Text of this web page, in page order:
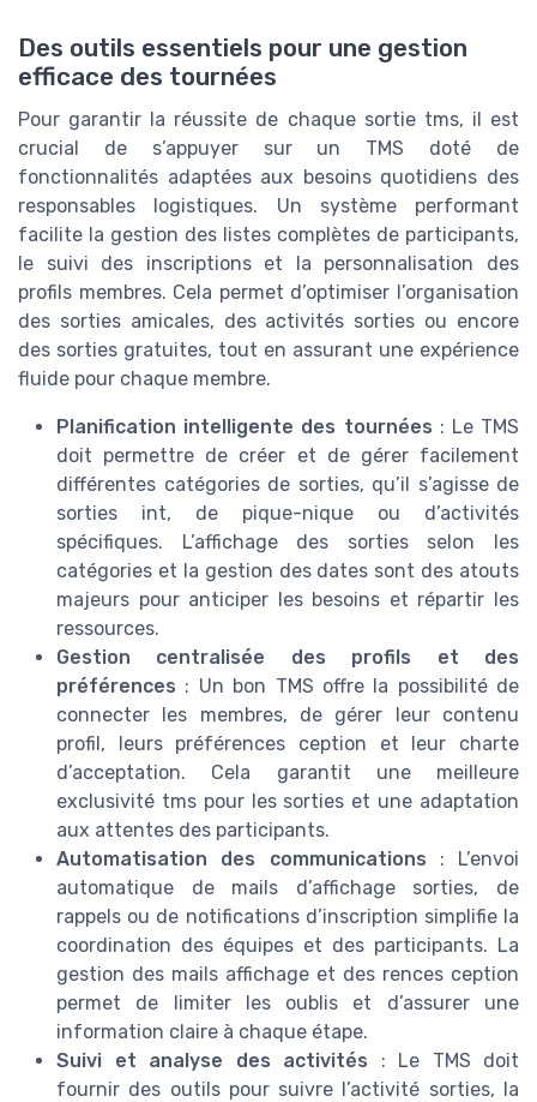
Des outils essentiels pour une gestion
efficace des tournées
Pour garantir la réussite de chaque sortie tms, il est
crucial de s’appuyer sur un TMS doté de
fonctionnalités adaptées aux besoins quotidiens des
responsables logistiques. Un système performant
facilite la gestion des listes complètes de participants,
le suivi des inscriptions et la personnalisation des
profils membres. Cela permet d’optimiser l’organisation
des sorties amicales, des activités sorties ou encore
des sorties gratuites, tout en assurant une expérience
fluide pour chaque membre.
Planification intelligente des tournées : Le TMS
doit permettre de créer et de gérer facilement
différentes catégories de sorties, qu’il s’agisse de
sorties int, de pique-nique ou d’activités
spécifiques. L’affichage des sorties selon les
catégories et la gestion des dates sont des atouts
majeurs pour anticiper les besoins et répartir les
ressources.
Gestion centralisée des profils et des
préférences : Un bon TMS offre la possibilité de
connecter les membres, de gérer leur contenu
profil, leurs préférences ception et leur charte
d’acceptation. Cela garantit une meilleure
exclusivité tms pour les sorties et une adaptation
aux attentes des participants.
Automatisation des communications : L’envoi
automatique de mails d’affichage sorties, de
rappels ou de notifications d’inscription simplifie la
coordination des équipes et des participants. La
gestion des mails affichage et des rences ception
permet de limiter les oublis et d’assurer une
information claire à chaque étape.
Suivi et analyse des activités : Le TMS doit
fournir des outils pour suivre l’activité sorties, la